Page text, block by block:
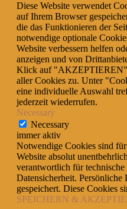
Diese Website verwendet
auf Ihrem Browser
die das Funktionieren der
notwendige optionale
Website verbessern helfen
anzeigen und von
Klick auf "AKZEPTIEREN"
aller Cookies zu. Unter
eine individuelle Auswahl
jederzeit wiederrufen.
Necessary
Necessary
immer aktiv
Notwendige Cookies sind
Website absolut
verantwortlich für
Datensicherheit.
gespeichert. Diese Cookies
SPEICHERN &